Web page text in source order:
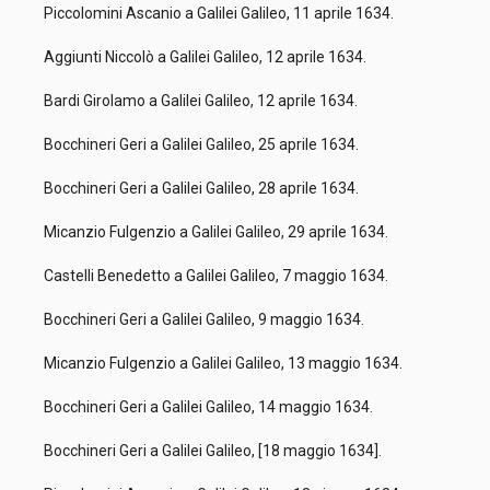
Piccolomini Ascanio a Galilei Galileo, 11 aprile 1634.
Aggiunti Niccolò a Galilei Galileo, 12 aprile 1634.
Bardi Girolamo a Galilei Galileo, 12 aprile 1634.
Bocchineri Geri a Galilei Galileo, 25 aprile 1634.
Bocchineri Geri a Galilei Galileo, 28 aprile 1634.
Micanzio Fulgenzio a Galilei Galileo, 29 aprile 1634.
Castelli Benedetto a Galilei Galileo, 7 maggio 1634.
Bocchineri Geri a Galilei Galileo, 9 maggio 1634.
Micanzio Fulgenzio a Galilei Galileo, 13 maggio 1634.
Bocchineri Geri a Galilei Galileo, 14 maggio 1634.
Bocchineri Geri a Galilei Galileo, [18 maggio 1634].